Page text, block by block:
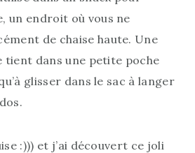
un endroit où vous ne
de chaise haute. Une
tient dans une petite poche
glisser dans le sac à langer
:))) et j’ai découvert ce joli